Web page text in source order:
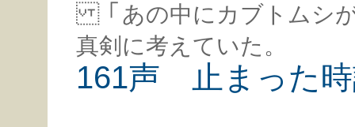
「あの中にカブトムシ
真剣に考えていた。
161声 止まった